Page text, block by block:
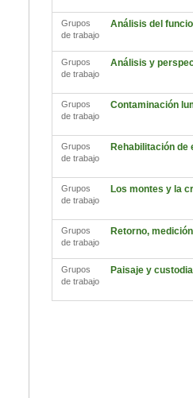
Grupos
de trabajo
Análisis del
Grupos
de trabajo
Análisis y
Grupos
de trabajo
Contaminación
Grupos
de trabajo
Rehabilitación
Grupos
de trabajo
Los montes y la
Grupos
de trabajo
Retorno,
Grupos
de trabajo
Paisaje y